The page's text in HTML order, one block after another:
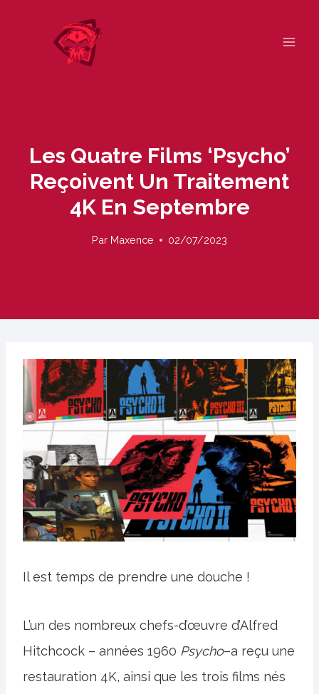
Les Quatre Films ‘Psycho’
Reçoivent Un Traitement
4K En Septembre
Par Maxence 02/07/2023
Il est temps de prendre une douche !
L’un des nombreux chefs-d’œuvre d’Alfred
Hitchcock – années 1960 Psycho–a reçu une
restauration 4K, ainsi que les trois films nés